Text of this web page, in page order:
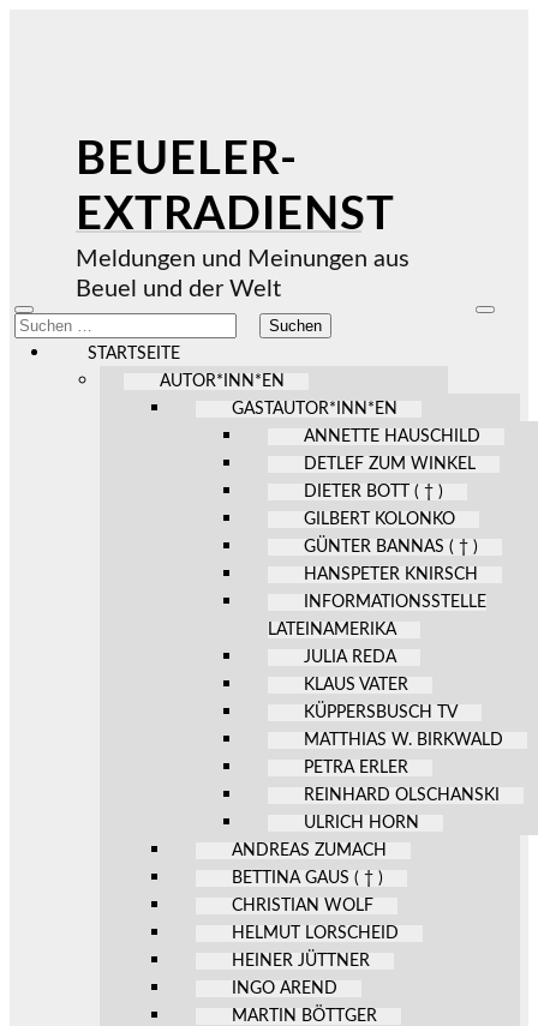
BEUELER-
EXTRADIENST
Meldungen und Meinungen aus
Beuel und der Welt
Mobile-
Menü
ein-/ausblenden
Suchen
nach:
STARTSEITE
AUTOR*INN*EN
GASTAUTOR*INN*EN
ANNETTE HAUSCHILD
DETLEF ZUM WINKEL
DIETER BOTT ( † )
GILBERT KOLONKO
GÜNTER BANNAS ( † )
HANSPETER KNIRSCH
INFORMATIONSSTELLE
LATEINAMERIKA
JULIA REDA
KLAUS VATER
KÜPPERSBUSCH TV
MATTHIAS W. BIRKWALD
PETRA ERLER
REINHARD OLSCHANSKI
ULRICH HORN
ANDREAS ZUMACH
BETTINA GAUS ( † )
CHRISTIAN WOLF
HELMUT LORSCHEID
HEINER JÜTTNER
INGO AREND
MARTIN BÖTTGER